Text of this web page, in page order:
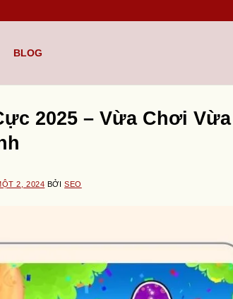
BLOG
2025 – Vừa Chơi Vừa
2, 2024 BỞISEO